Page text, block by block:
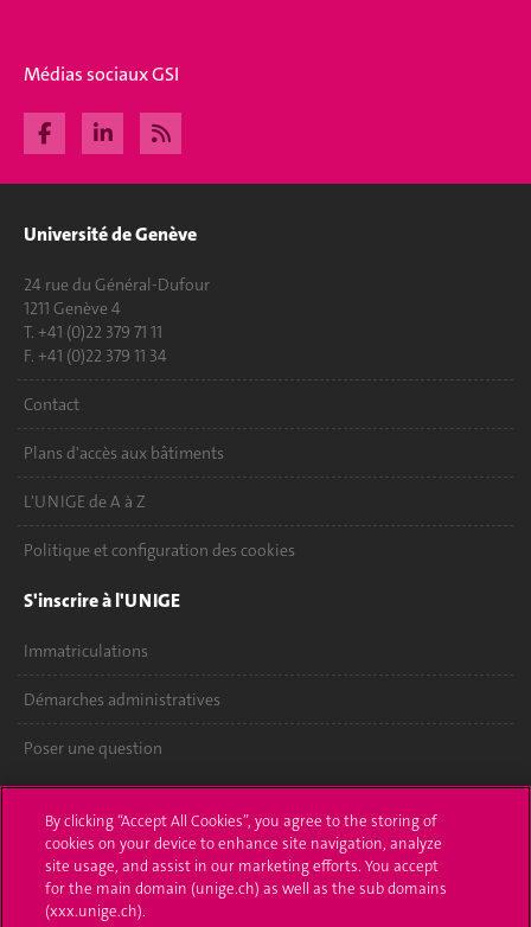
Médias sociaux GSI
Université de Genève
24 rue du Général-Dufour
1211 Genève 4
T. +41 (0)22 379 71 11
F. +41 (0)22 379 11 34
Contact
Plans d'accès aux bâtiments
L'UNIGE de A à Z
Politique et configuration des cookies
S'inscrire à l'UNIGE
Immatriculations
Démarches administratives
Poser une question
UNIGE Mobile
Médias
By clicking “Accept All Cookies”, you agree to the storing of
cookies on your device to enhance site navigation, analyze
site usage, and assist in our marketing efforts. You accept
for the main domain (unige.ch) as well as the sub domains
(xxx.unige.ch).